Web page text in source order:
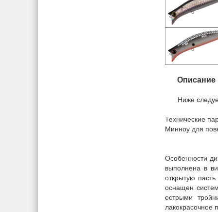
Описание
Ниже
Технические
Минноу для
Особенности
выполнена в
открытую
оснащен
острыми
лакокрасочное